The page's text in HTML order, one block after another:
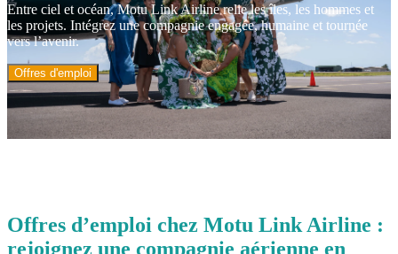
Entre ciel et océan, Motu Link Airline relie les îles, les hommes et
les projets. Intégrez une compagnie engagée, humaine et tournée
vers l’avenir.
Offres d'emploi
Offres d’emploi chez Motu Link Airline :
rejoignez une compagnie aérienne en